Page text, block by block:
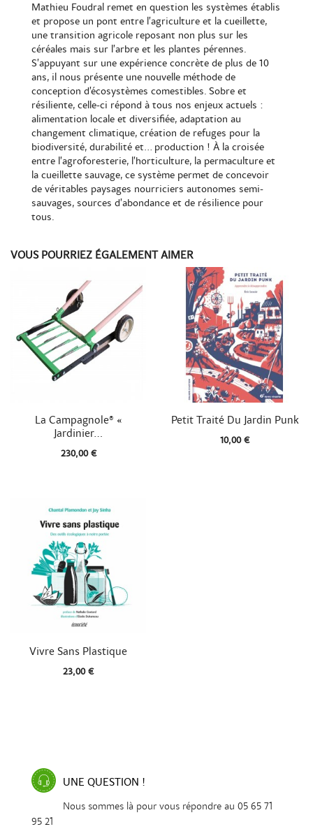
Mathieu Foudral remet en question les systèmes établis
et propose un pont entre l’agriculture et la cueillette,
une transition agricole reposant non plus sur les
céréales mais sur l’arbre et les plantes pérennes.
S’appuyant sur une expérience concrète de plus de 10
ans, il nous présente une nouvelle méthode de
conception d’écosystèmes comestibles. Sobre et
résiliente, celle-ci répond à tous nos enjeux actuels :
alimentation locale et diversifiée, adaptation au
changement climatique, création de refuges pour la
biodiversité, durabilité et… production ! À la croisée
entre l’agroforesterie, l’horticulture, la permaculture et
la cueillette sauvage, ce système permet de concevoir
de véritables paysages nourriciers autonomes semi-
sauvages, sources d’abondance et de résilience pour
tous.
VOUS POURRIEZ ÉGALEMENT AIMER
Aperçu rapide
La Campagnole® «
Jardinier...
230,00 €
Aperçu rapide
Petit Traité Du Jardin Punk
10,00 €
Aperçu rapide
Vivre Sans Plastique
23,00 €
UNE QUESTION !
Nous sommes là pour vous répondre au 05 65 71
95 21